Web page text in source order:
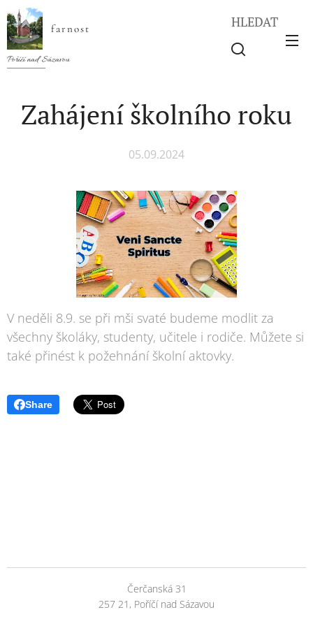
farnost
Poříčí nad Sázavou
HLEDAT
Zahájení školního roku
05.09.2024
V neděli 8.9. se při mši svaté budeme modlit za
všechny školáky, studenty, učitele i rodiče. Můžete si
také přinést k požehnání školní aktovky.
Share
Čerčanská 31
257 21, Poříčí nad Sázavou